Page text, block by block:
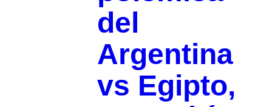
del
Argentina
vs Egipto,